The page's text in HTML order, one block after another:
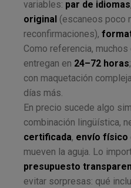
variables: par de idiomas
original (escaneos poco
reconfirmaciones),
Como referencia,
entregan en 24–72 horas
con maquetación
días más.
En precio sucede algo
combinación lingüística,
certificada, envío físico
mueven la aguja. Lo
presupuesto
evitar sorpresas: qué